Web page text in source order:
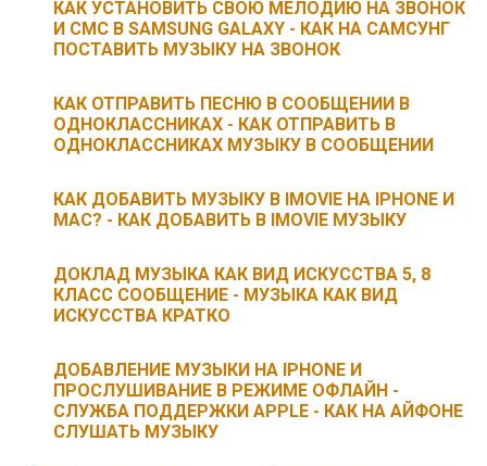
КАК УСТАНОВИТЬ СВОЮ МЕЛОДИЮ НА ЗВОНОК
И СМС В SAMSUNG GALAXY - КАК НА САМСУНГ
ПОСТАВИТЬ МУЗЫКУ НА ЗВОНОК
КАК ОТПРАВИТЬ ПЕСНЮ В СООБЩЕНИИ В
ОДНОКЛАССНИКАХ - КАК ОТПРАВИТЬ В
ОДНОКЛАССНИКАХ МУЗЫКУ В СООБЩЕНИИ
КАК ДОБАВИТЬ МУЗЫКУ В IMOVIE НА IPHONE И
MAC? - КАК ДОБАВИТЬ В IMOVIE МУЗЫКУ
ДОКЛАД МУЗЫКА КАК ВИД ИСКУССТВА 5, 8
КЛАСС СООБЩЕНИЕ - МУЗЫКА КАК ВИД
ИСКУССТВА КРАТКО
ДОБАВЛЕНИЕ МУЗЫКИ НА IPHONE И
ПРОСЛУШИВАНИЕ В РЕЖИМЕ ОФЛАЙН -
СЛУЖБА ПОДДЕРЖКИ APPLE - КАК НА АЙФОНЕ
СЛУШАТЬ МУЗЫКУ